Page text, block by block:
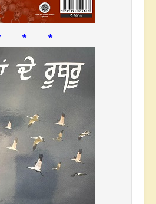
* *